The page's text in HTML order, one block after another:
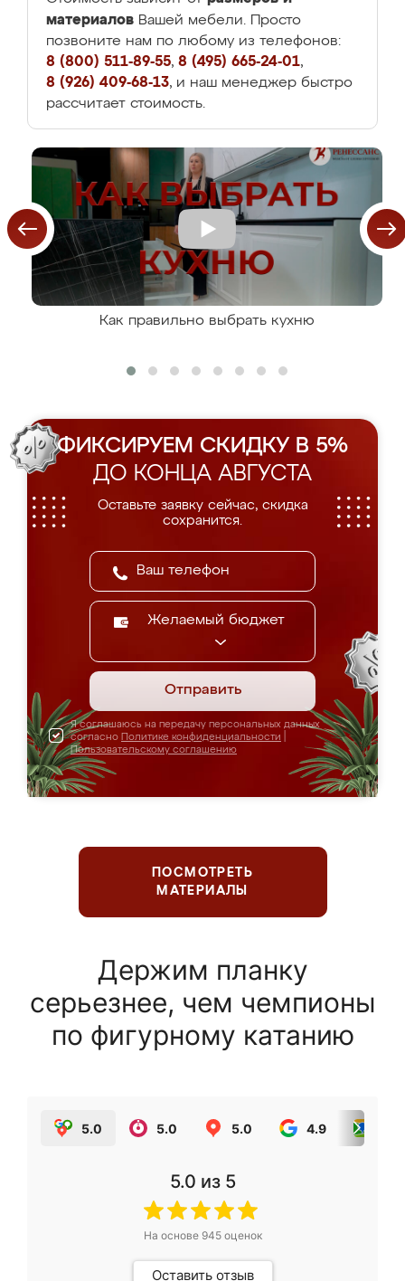
материалов Вашей мебели. Просто
позвоните нам по любому из телефонов:
8 (800) 511-89-55, 8 (495) 665-24-01,
8 (926) 409-68-13, и наш менеджер быстро
рассчитает стоимость.
Как правильно выбрать кухню
ФИКСИРУЕМ СКИДКУ В 5%
ДО КОНЦА АВГУСТА
Оставьте заявку сейчас, скидка
сохранится.
Желаемый бюджет
Отправить
Я соглашаюсь на передачу персональных данных
согласно Политике конфиденциальности
Пользовательскому соглашению
ПОСМОТРЕТЬ
МАТЕРИАЛЫ
Держим планку
серьезнее, чем чемпионы
по фигурному катанию
5.0 5.0 5.0 4.9
5.0 из 5
На основе 945оценок
Оставить отзыв